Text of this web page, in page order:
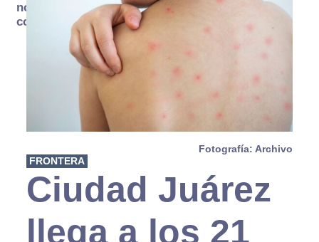
no se
consume
Fotografía: Archivo
FRONTERA
Ciudad Juárez
llega a los 21